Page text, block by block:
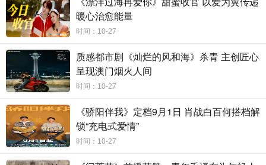
的张力，也暗示了剧情中爱而不得、恨而难舍的虐心走向。同步发布
的阵容剧照组图，从质感到叙事性都为这部剧的品质提前定调。主要
大戏。其中，更有
吴莫愁、毛孩、鹿骐、苇青、刘令姿、康可人、陈
希郡、黄博远、斓曦、张弓、金俊秀、陈欣予
实力演员与熟脸戏骨在线
待值飙升。
暖心治愈能量
时间：10-27
质感都市剧《灿烂的风和海》杀青 主创匠心
呈现澳门烟火人间
时间：10-27
《骄阳伴我》定档9月1日 肖战白百何搭档解
锁“充电式爱情”
时间：10-27